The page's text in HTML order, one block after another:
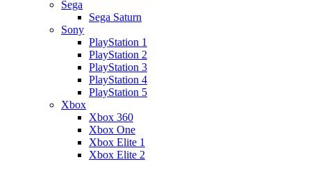
Sega
Sega Saturn
Sony
PlayStation 1
PlayStation 2
PlayStation 3
PlayStation 4
PlayStation 5
Xbox
Xbox 360
Xbox One
Xbox Elite 1
Xbox Elite 2